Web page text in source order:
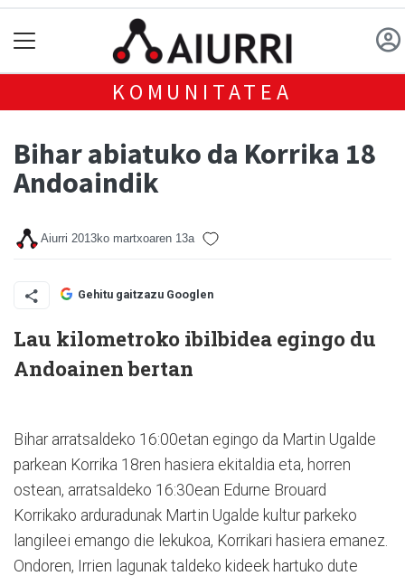
KOMUNITATEA
Bihar abiatuko da Korrika 18
Andoaindik
Aiurri 2013ko martxoaren 13a
Gehitu gaitzazu Googlen
Lau kilometroko ibilbidea egingo du
Andoainen bertan
Bihar arratsaldeko 16:00etan egingo da Martin Ugalde
parkean Korrika 18ren hasiera ekitaldia eta, horren
ostean, arratsaldeko 16:30ean Edurne Brouard
Korrikako arduradunak Martin Ugalde kultur parkeko
langileei emango die lekukoa, Korrikari hasiera emanez.
Ondoren, Irrien lagunak taldeko kideek hartuko dute